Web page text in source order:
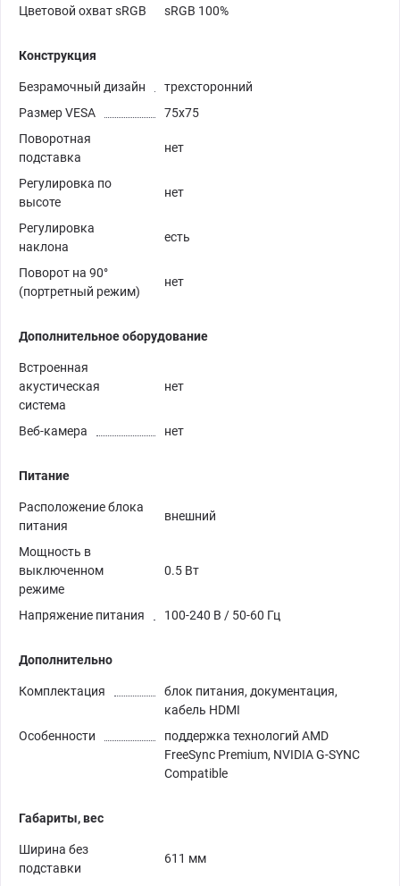
Цветовой охват sRGB sRGB 100%
Конструкция
Безрамочный дизайн
трехсторонний
Размер VESA
75х75
Поворотная
подставка
нет
Регулировка по
высоте
нет
Регулировка
наклона
есть
Поворот на 90°
(портретный режим)
нет
Дополнительное оборудование
Встроенная
акустическая
система
нет
Веб-камера нет
Питание
Расположение блока
питания
внешний
Мощность в
выключенном
режиме
0.5 Вт
Напряжение питания 100-240 В / 50-60 Гц
Дополнительно
Комплектация
блок питания, документация,
кабель HDMI
Особенности
поддержка технологий AMD
FreeSync Premium, NVIDIA G-SYNC
Compatible
Габариты, вес
Ширина без
подставки
611 мм